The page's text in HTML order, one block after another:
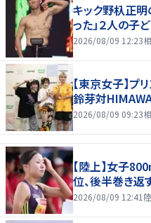
キック野杁正明
った」２人の子
2026/08/09 12:23
【東京女子】
鈴芽対
2026/08/09 09:23
【陸上】女子
位、後半巻き
2026/08/09 12:41